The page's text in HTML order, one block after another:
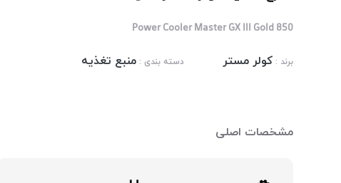
Power Cooler Master GX III Gold 850
برند : کولر مستر دسته بندی :منبع تغذیه
مشخصات اصلی